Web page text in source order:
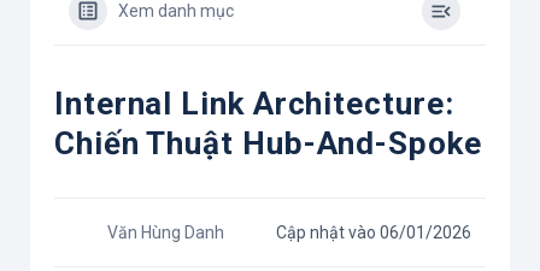
Xem danh mục
Internal Link Architecture:
Chiến Thuật Hub-And-Spoke
Văn Hùng Danh Cập nhật vào 06/01/2026